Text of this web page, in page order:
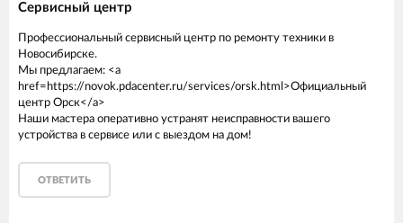
Сервисный центр
Профессиональный сервисный центр по ремонту техники в
Новосибирске.
Мы предлагаем: <a
href=https://novok.pdacenter.ru/services/orsk.html>Официальный
центр Орск</a>
Наши мастера оперативно устранят неисправности вашего
устройства в сервисе или с выездом на дом!
ОТВЕТИТЬ